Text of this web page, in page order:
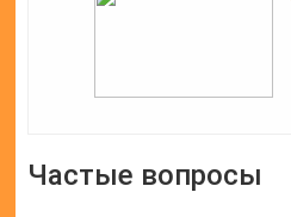
Частые вопросы